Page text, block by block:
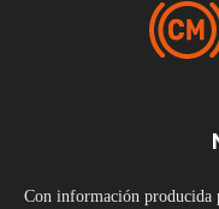
Con información producida